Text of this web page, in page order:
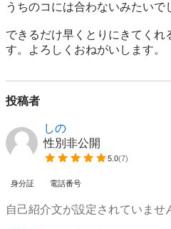
うちのコには合わないみたいで
できるだけ早くとりにきてくれ
す。よろしくおねがいします。
投稿者
しの
性別非公開
5.0(7)
身分証 電話番号
自己紹介文が設定されていませ